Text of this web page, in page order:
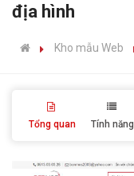
địa hình
Kho mẫu Web
Tổng quan Tính năng